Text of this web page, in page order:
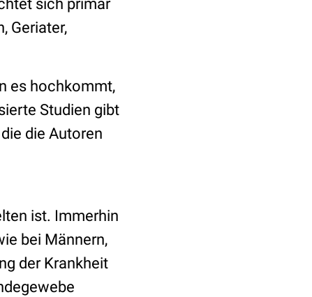
sich primär
Geriater,
es hochkommt,
Studien gibt
die Autoren
ist. Immerhin
bei Männern,
der Krankheit